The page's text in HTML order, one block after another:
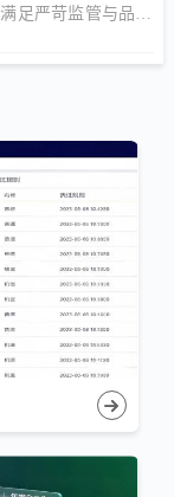
足严苛监管与品牌